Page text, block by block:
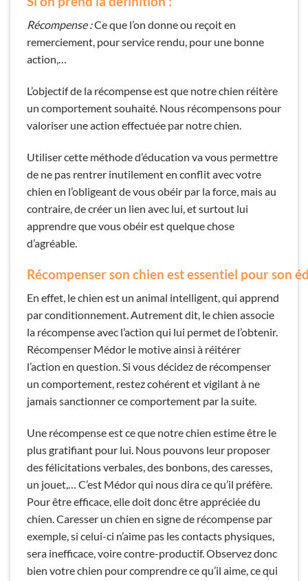
Récompense :Ce que l’on donne ou reçoit en
remerciement, pour service rendu, pour une bonne
action,…
L’objectif de la récompense est que notre chien réitère
un comportement souhaité. Nous récompensons pour
valoriser une action effectuée par notre chien.
Utiliser cette méthode d’éducation va vous permettre
de ne pas rentrer inutilement en conflit avec votre
chien en l’obligeant de vous obéir par la force, mais au
contraire, de créer un lien avec lui, et surtout lui
apprendre que vous obéir est quelque chose
d’agréable.
Récompenser son chien est essentiel pour son
En effet, le chien est un animal intelligent, qui apprend
par conditionnement. Autrement dit, le chien associe
la récompense avec l’action qui lui permet de l’obtenir.
Récompenser Médor le motive ainsi à réitérer
l’action en question. Si vous décidez de récompenser
un comportement, restez cohérent et vigilant à ne
jamais sanctionner ce comportement par la suite.
Une récompense est ce que notre chien estime être le
plus gratifiant pour lui. Nous pouvons leur proposer
des félicitations verbales, des bonbons, des caresses,
un jouet,… C’est Médor qui nous dira ce qu’il préfère.
Pour être efficace, elle doit donc être appréciée du
chien. Caresser un chien en signe de récompense par
exemple, si celui-ci n’aime pas les contacts physiques,
sera inefficace, voire contre-productif. Observez donc
bien votre chien pour comprendre ce qu’il aime, ce qui